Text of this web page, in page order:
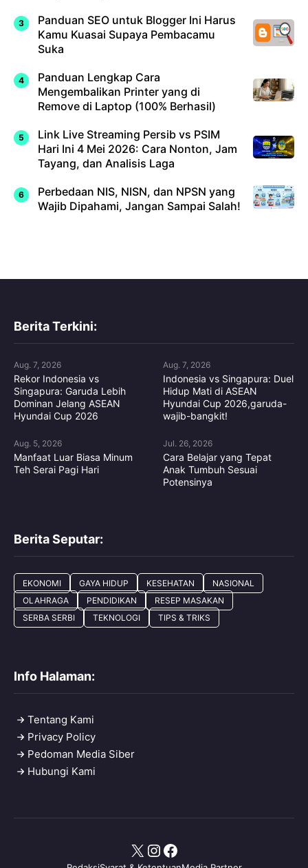
Panduan SEO untuk Blogger Ini Harus
Kamu Kuasai Supaya Pembacamu
Suka
Panduan Lengkap Cara
Mengembalikan Printer yang di
Remove di Laptop (100% Berhasil)
Link Live Streaming Persib vs PSIM
Hari Ini 4 Mei 2026: Cara Nonton, Jam
Tayang, dan Analisis Laga
Perbedaan NIS, NISN, dan NPSN yang
Wajib Dipahami, Jangan Sampai Salah!
Berita Terkini:
Aug. 7, 2026
Rekor Indonesia vs
Singapura: Garuda Lebih
Dominan Jelang ASEAN
Hyundai Cup 2026
Aug. 7, 2026
Indonesia vs Singapura: Duel
Hidup Mati di ASEAN
Hyundai Cup 2026,garuda-
wajib-bangkit!
Aug. 5, 2026
Manfaat Luar Biasa Minum
Teh Serai Pagi Hari
Jul. 26, 2026
Cara Belajar yang Tepat
Anak Tumbuh Sesuai
Potensinya
Berita Seputar:
EKONOMI GAYA HIDUP KESEHATAN
NASIONAL
OLAHRAGA
PENDIDIKAN
RESEP MASAKAN
SERBA SERBI
TEKNOLOGI TIPS & TRIKS
Info Halaman:
Tentang Kami
Privacy Policy
Pedoman Media Siber
Hubungi Kami
X Instagram
Facebook